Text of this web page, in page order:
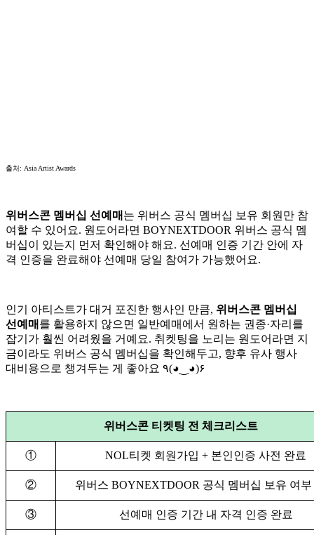
출처: Asia Artist Awards
위버스콘 멤버십 선예매 는 위버스 공식 멤버십 보유 회원만 참
여할 수 있어요. 원도어라면 BOYNEXTDOOR 위버스 공식 멤
버십이 있는지 먼저 확인해야 해요. 선예매 인증 기간 안에 자
격 인증을 완료해야 선예매 당일 참여가 가능했어요.
인기 아티스트가 대거 포진한 행사인 만큼, 위버스콘 멤버십
선예매 를 활용하지 않으면 일반예매에서 원하는 권종·자리를
잡기가 훨씬 어려웠을 거예요. 취켓팅을 노리는 원도어라면 지
금이라도 위버스 공식 멤버십을 확인해두고, 향후 유사 행사
대비용으로 챙겨두는 게 좋아요 ٩(◕‿◕)۶
위버스콘 티켓팅 전 체크리스트
① NOL티켓 회원가입 + 본인인증 사전 완료
② 위버스 BOYNEXTDOOR 공식 멤버십 보유 여부
③ 선예매 인증 기간 내 자격 인증 완료